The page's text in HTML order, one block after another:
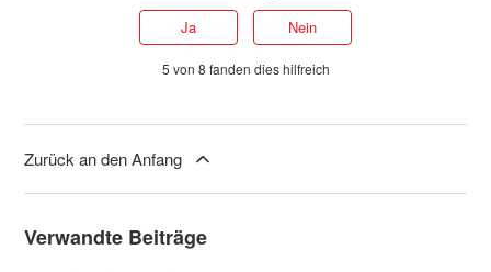
Ja Nein
5 von 8 fanden dies hilfreich
Zurück an den Anfang
Verwandte Beiträge